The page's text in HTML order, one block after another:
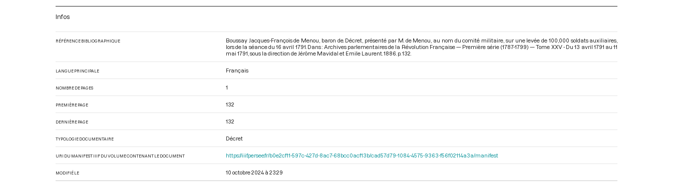
Infos
RÉFÉRENCE BIBLIOGRAPHIQUE
Boussay Jacques-François de Menou, baron de. Décret, présenté par M. de Menou, au nom du comité militaire, sur une levée de 100,000 soldats auxiliaires,
lors de la séance du 16 avril 1791. Dans : Archives parlementaires de la Révolution Française — Première série (1787-1799) — Tome XXV - Du 13 avril 1791 au 11
mai 1791 , sous la direction de Jérôme Mavidal et Emile Laurent. 1886. p. 132.
LANGUE PRINCIPALE Français
NOMBRE DE PAGES 1
PREMIÈRE PAGE 132
DERNIÈRE PAGE 132
TYPOLOGIE DOCUMENTAIRE Décret
URI DU MANIFEST IIIF DU VOLUME CONTENANT LE DOCUMENT https://iiif.persee.fr/b0e2cf11-597c-427d-8ac7-68bcc0acf13b/cad57d79-1084-4575-9363-f56f02114a3a/manifest
MODIFIÉ LE 10 octobre 2024 à 23:29